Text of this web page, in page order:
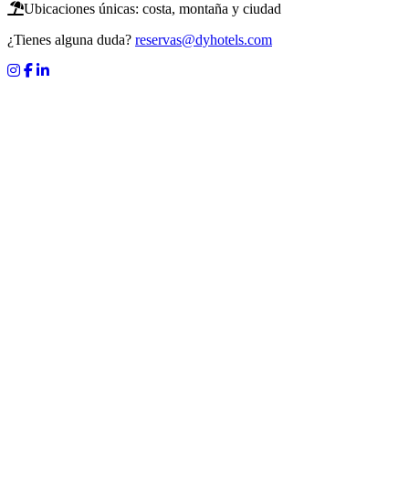
Ubicaciones únicas: costa, montaña y ciudad
¿Tienes alguna duda? reservas@dyhotels.com